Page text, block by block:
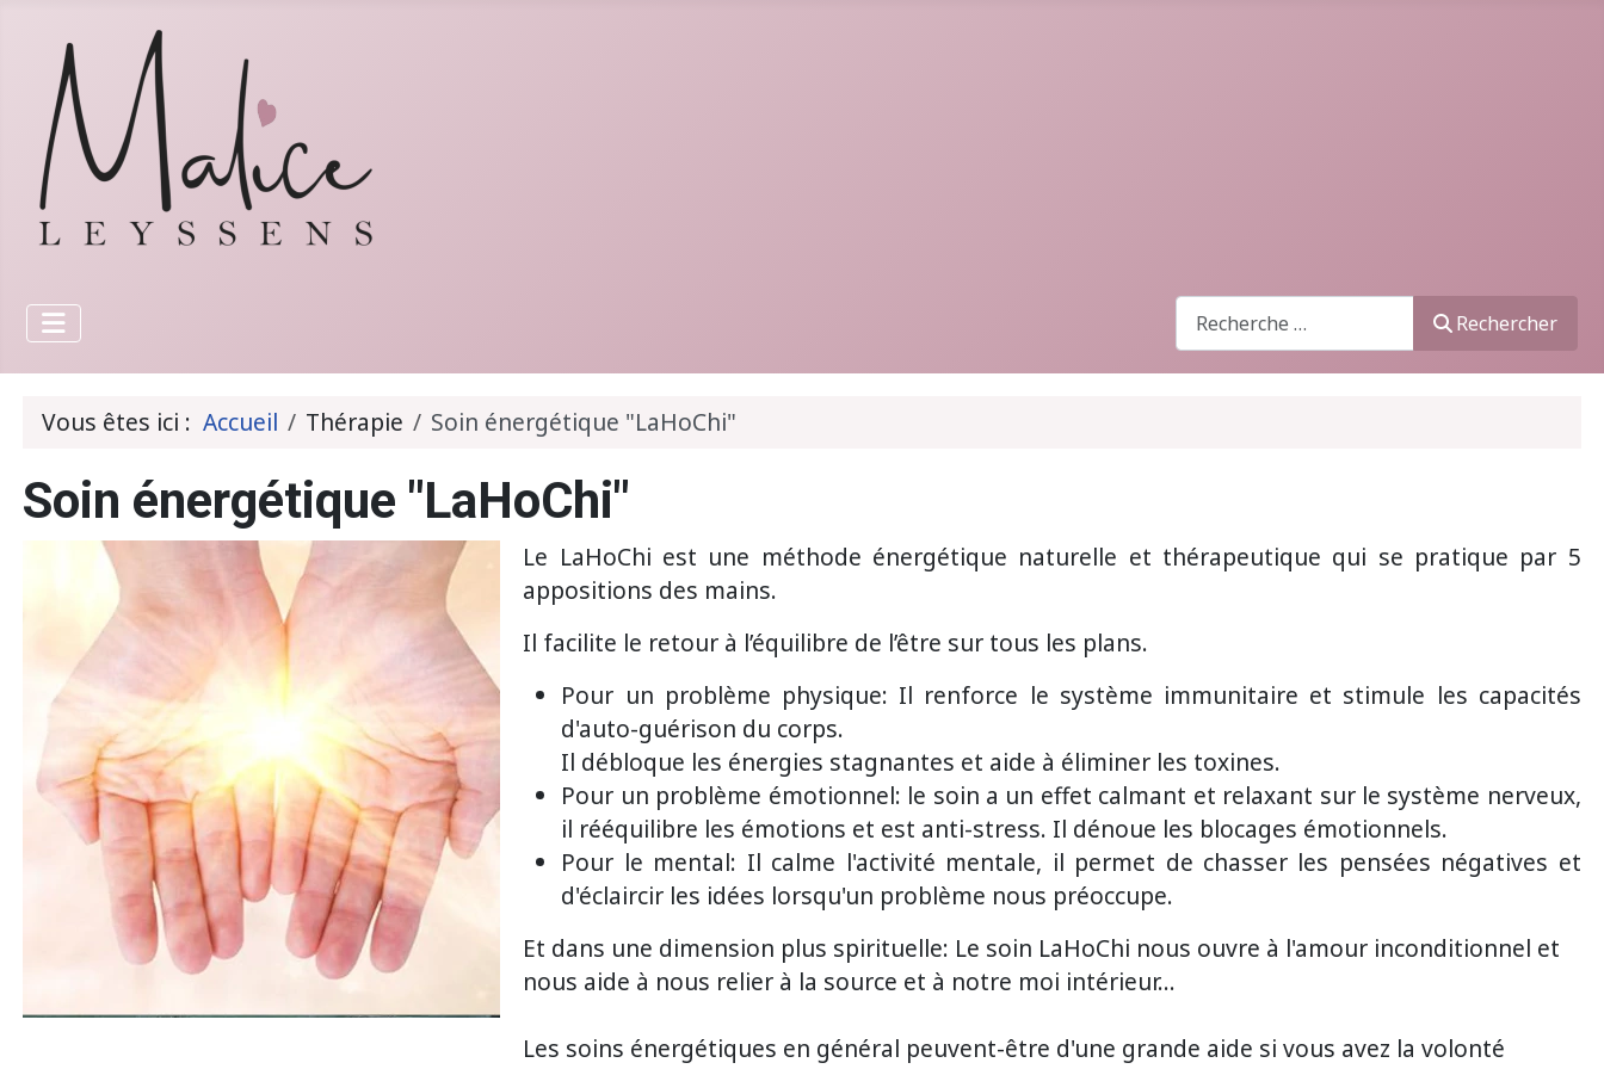
Recherche Rechercher
Vous êtes ici :Accueil Thérapie Soin énergétique "LaHoChi"
Soin énergétique "LaHoChi"
Le LaHoChi est une méthode énergétique naturelle et thérapeutique qui se pratique par 5
appositions des mains.
Il facilite le retour à l’équilibre de l’être sur tous les plans.
Pour un problème physique: Il renforce le système immunitaire et stimule les capacités
d'auto-guérison du corps.
Il débloque les énergies stagnantes et aide à éliminer les toxines.
Pour un problème émotionnel: le soin a un effet calmant et relaxant sur le système nerveux,
il rééquilibre les émotions et est anti-stress. Il dénoue les blocages émotionnels.
Pour le mental: Il calme l'activité mentale, il permet de chasser les pensées négatives et
d'éclaircir les idées lorsqu'un problème nous préoccupe.
Et dans une dimension plus spirituelle: Le soin LaHoChi nous ouvre à l'amour inconditionnel et
nous aide à nous relier à la source et à notre moi intérieur...
Les soins énergétiques en général peuvent-être d'une grande aide si vous avez la volonté